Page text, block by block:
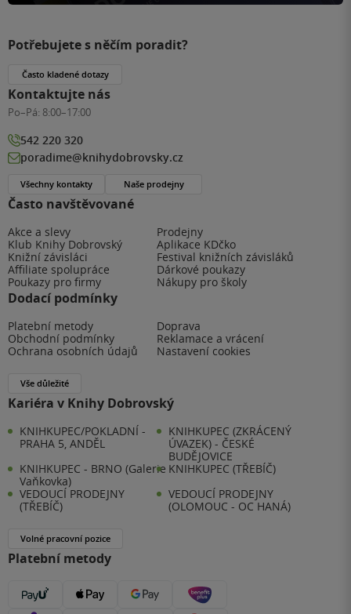
Často navštěvované
Akce a slevy
Prodejny
Klub Knihy Dobrovský
Aplikace KDčko
Knižní závisláci
Festival knižních závisláků
Affiliate spolupráce
Dárkové poukazy
Poukazy pro firmy
Nákupy pro školy
Dodací podmínky
Platební metody
Doprava
Obchodní podmínky
Reklamace a vrácení
Ochrana osobních údajů
Nastavení cookies
Vše důležité
Kariéra v Knihy Dobrovský
KNIHKUPEC/POKLADNÍ -
PRAHA 5, ANDĚL
KNIHKUPEC (ZKRÁCENÝ
ÚVAZEK) - ČESKÉ
BUDĚJOVICE
KNIHKUPEC - BRNO (Galerie
Vaňkovka)
KNIHKUPEC (TŘEBÍČ)
VEDOUCÍ PRODEJNY
(TŘEBÍČ)
VEDOUCÍ PRODEJNY
(OLOMOUC - OC HANÁ)
Volné pracovní pozice
Platební metody
Potřebujete s něčím poradit?
Často kladené dotazy
Kontaktujte nás
Po–Pá: 8:00–17:00
542 220 320
poradime@knihydobrovsky.cz
Všechny kontakty Naše prodejny